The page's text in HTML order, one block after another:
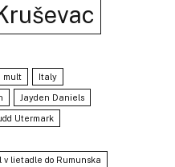
mult Italy
Jayden Daniels
Utermark
v lietadle do Rumunska